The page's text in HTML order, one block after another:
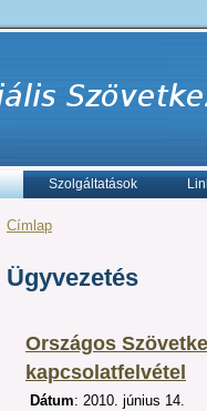
Szolgáltatások
Címlap
Ügyvezetés
Országos
kapcsolatfelvétel
Dátum: 2010. június 14.